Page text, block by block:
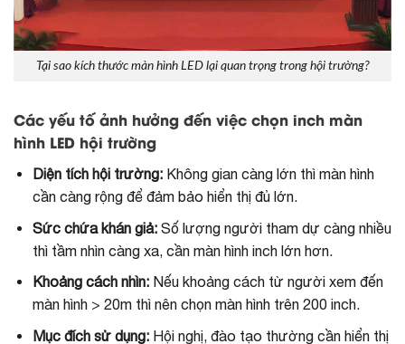
Tại sao kích thước màn hình LED lại quan trọng trong hội trường?
Các yếu tố ảnh hưởng đến việc chọn inch màn
hình LED hội trường
Diện tích hội trường:Không gian càng lớn thì màn hình
cần càng rộng để đảm bảo hiển thị đủ lớn.
Sức chứa khán giả:Số lượng người tham dự càng nhiều
thì tầm nhìn càng xa, cần màn hình inch lớn hơn.
Khoảng cách nhìn:Nếu khoảng cách từ người xem đến
màn hình > 20m thì nên chọn màn hình trên 200 inch.
Mục đích sử dụng:Hội nghị, đào tạo thường cần hiển thị